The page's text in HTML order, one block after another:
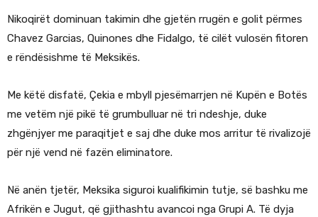
Nikoqirët dominuan takimin dhe gjetën rrugën e golit përmes
Chavez Garcias, Quinones dhe Fidalgo, të cilët vulosën fitoren
e rëndësishme të Meksikës.
Me këtë disfatë, Çekia e mbyll pjesëmarrjen në Kupën e Botës
me vetëm një pikë të grumbulluar në tri ndeshje, duke
zhgënjyer me paraqitjet e saj dhe duke mos arritur të rivalizojë
për një vend në fazën eliminatore.
Në anën tjetër, Meksika siguroi kualifikimin tutje, së bashku me
Afrikën e Jugut, që gjithashtu avancoi nga Grupi A. Të dyja